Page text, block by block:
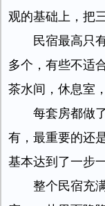
观的基础上，把
民宿最高只
多个，有些不适
茶水间，休息室
每套房都做
有，最重要的还
基本达到了一步
整个民宿充